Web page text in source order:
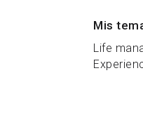
Mis
Life